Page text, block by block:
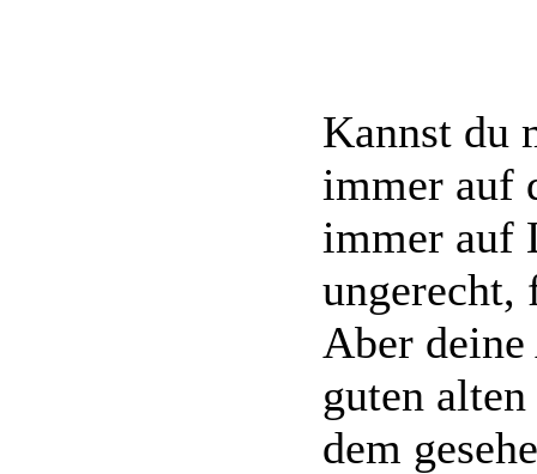
Kannst du
immer auf
immer auf
Aber
guten
dem